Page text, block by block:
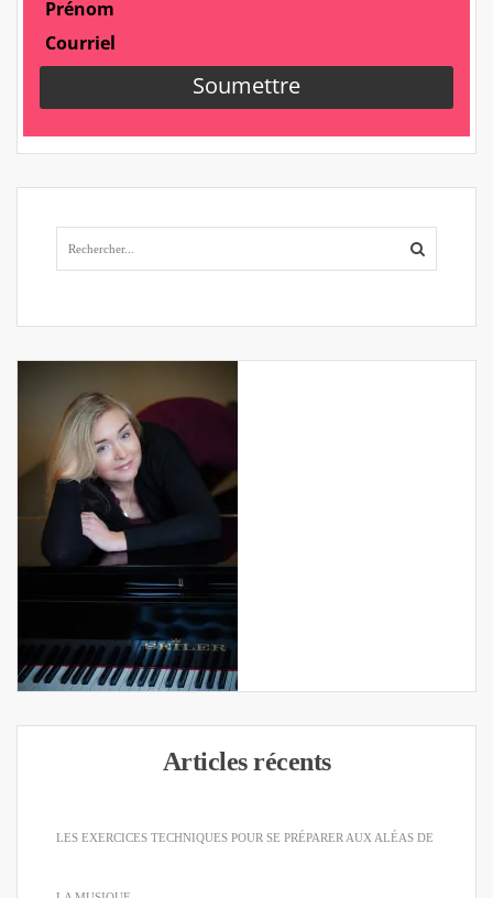
Articles récents
LES EXERCICES TECHNIQUES POUR SE PRÉPARER AUX ALÉAS DE